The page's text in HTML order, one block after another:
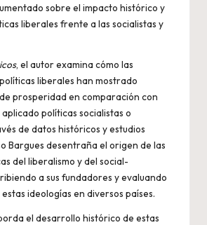
sobre el impacto histórico y
liberales frente a las socialistas y
, el autor examina cómo las
liberales han mostrado
prosperidad en comparación con
políticas socialistas o
de datos históricos y estudios
Bargues desentraña el origen de las
del liberalismo y del social-
a sus fundadores y evaluando
ideologías en diversos países.
el desarrollo histórico de estas